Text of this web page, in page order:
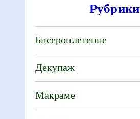
Рубрики
Бисероплетение
Декупаж
Макраме